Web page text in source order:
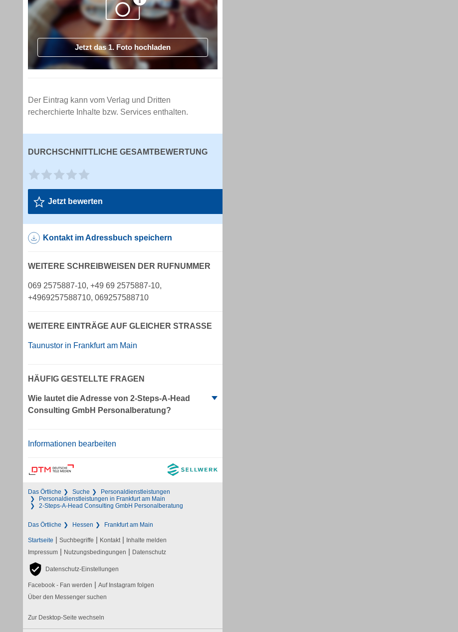
Jetzt das 1. Foto hochladen
Der Eintrag kann vom Verlag und Dritten
recherchierte Inhalte bzw. Services enthalten.
DURCHSCHNITTLICHE GESAMTBEWERTUNG
Jetzt bewerten
Kontakt im Adressbuch speichern
WEITERE SCHREIBWEISEN DER RUFNUMMER
069 2575887-10, +49 69 2575887-10,
+4969257588710, 069257588710
WEITERE EINTRÄGE AUF GLEICHER STRASSE
Taunustor in Frankfurt am Main
HÄUFIG GESTELLTE FRAGEN
Wie lautet die Adresse von 2-Steps-A-Head
Consulting GmbH Personalberatung?
Informationen bearbeiten
Das Örtliche Suche
Personaldienstleistungen
Personaldienstleistungen in Frankfurt am Main
2-Steps-A-Head Consulting GmbH Personalberatung
Das Örtliche Hessen Frankfurt am Main
Startseite | Suchbegriffe | Kontakt | Inhalte melden
Impressum | Nutzungsbedingungen | Datenschutz
Datenschutz-Einstellungen
Facebook - Fan werden | Auf Instagram folgen
Über den Messenger suchen
Zur Desktop-Seite wechseln